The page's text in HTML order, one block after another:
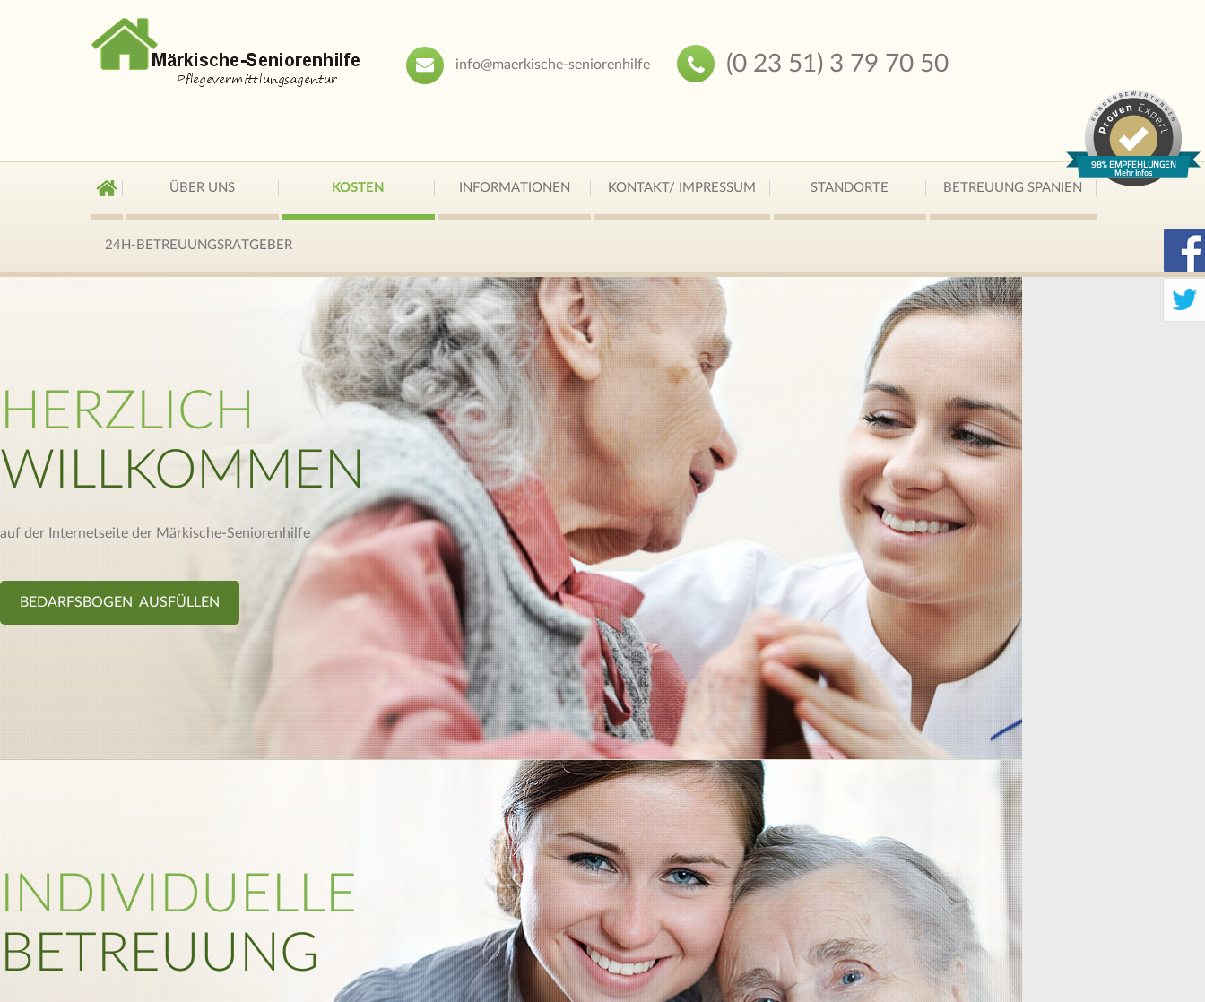
info@maerkische-seniorenhilfe (0 23 51) 3 79 70 50
ÜBER UNS KOSTEN INFORMATIONEN KONTAKT/ IMPRESSUM STANDORTE BETREUUNG SPANIEN
24H-BETREUUNGSRATGEBER
HERZLICH
WILLKOMMEN
auf der Internetseite der Märkische-Seniorenhilfe
BEDARFSBOGEN AUSFÜLLEN
INDIVIDUELLE
BETREUUNG
98% EMPFEHLUNGEN
Mehr Infos